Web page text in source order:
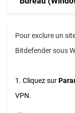
Pour exclure un
Bitdefender sous
1. Cliquez sur
VPN.